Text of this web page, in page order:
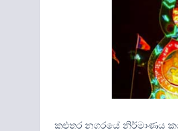
කළුතර නගරයේ නිර්මාණය